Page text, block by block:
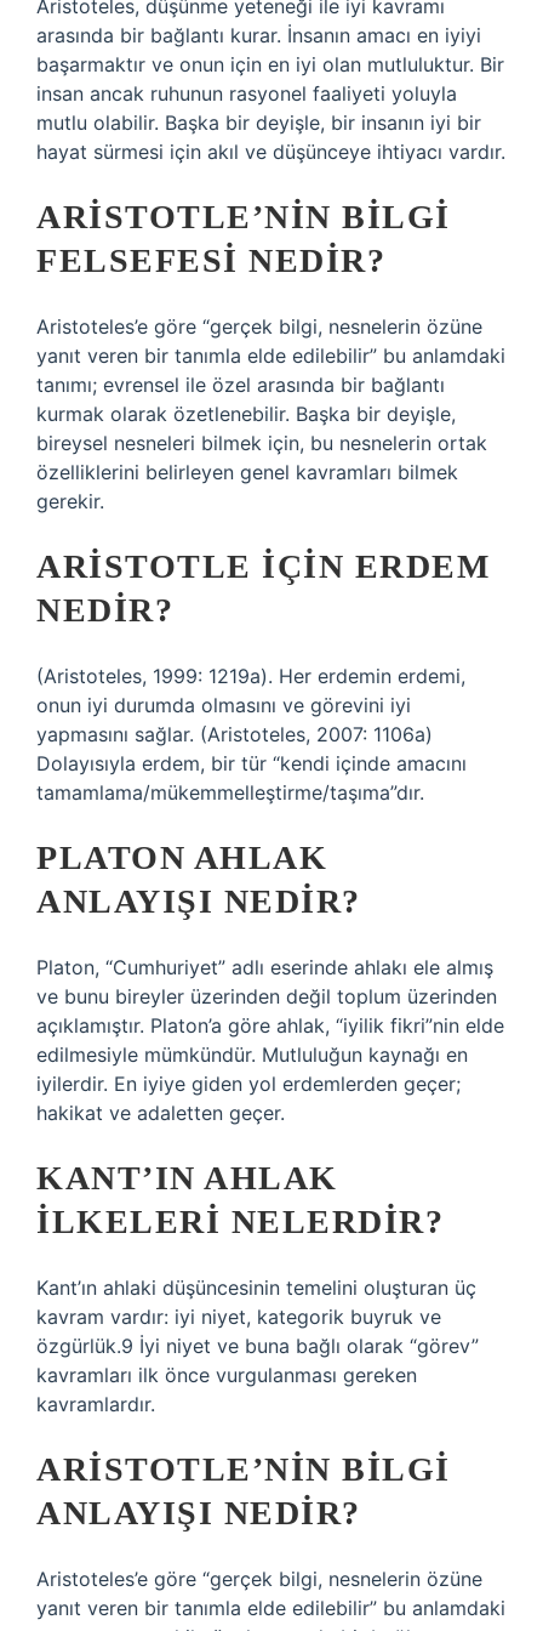
Aristoteles, düşünme yeteneği ile iyi kavramı
arasında bir bağlantı kurar. İnsanın amacı en iyiyi
başarmaktır ve onun için en iyi olan mutluluktur. Bir
insan ancak ruhunun rasyonel faaliyeti yoluyla
mutlu olabilir. Başka bir deyişle, bir insanın iyi bir
hayat sürmesi için akıl ve düşünceye ihtiyacı vardır.
ARISTOTLE’NIN BILGI
FELSEFESI NEDIR?
Aristoteles’e göre “gerçek bilgi, nesnelerin özüne
yanıt veren bir tanımla elde edilebilir” bu anlamdaki
tanımı; evrensel ile özel arasında bir bağlantı
kurmak olarak özetlenebilir. Başka bir deyişle,
bireysel nesneleri bilmek için, bu nesnelerin ortak
özelliklerini belirleyen genel kavramları bilmek
gerekir.
ARISTOTLE IÇIN ERDEM
NEDIR?
(Aristoteles, 1999: 1219a). Her erdemin erdemi,
onun iyi durumda olmasını ve görevini iyi
yapmasını sağlar. (Aristoteles, 2007: 1106a)
Dolayısıyla erdem, bir tür “kendi içinde amacını
tamamlama/mükemmelleştirme/taşıma”dır.
PLATON AHLAK
ANLAYIŞI NEDIR?
Platon, “Cumhuriyet” adlı eserinde ahlakı ele almış
ve bunu bireyler üzerinden değil toplum üzerinden
açıklamıştır. Platon’a göre ahlak, “iyilik fikri”nin elde
edilmesiyle mümkündür. Mutluluğun kaynağı en
iyilerdir. En iyiye giden yol erdemlerden geçer;
hakikat ve adaletten geçer.
KANT’IN AHLAK
ILKELERI NELERDIR?
Kant’ın ahlaki düşüncesinin temelini oluşturan üç
kavram vardır: iyi niyet, kategorik buyruk ve
özgürlük.9 İyi niyet ve buna bağlı olarak “görev”
kavramları ilk önce vurgulanması gereken
kavramlardır.
ARISTOTLE’NIN BILGI
ANLAYIŞI NEDIR?
Aristoteles’e göre “gerçek bilgi, nesnelerin özüne
yanıt veren bir tanımla elde edilebilir” bu anlamdaki